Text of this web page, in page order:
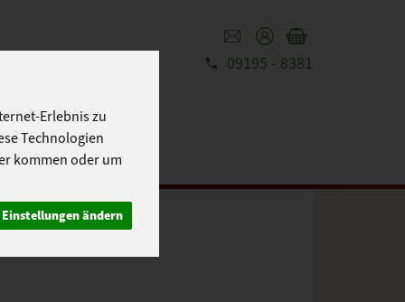
Erlebnis zu
Technologien
kommen oder um
Einstellungen ändern
09195 - 8381